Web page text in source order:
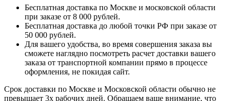
Бесплатная доставка по Москве и московской области
при заказе от 8 000 рублей.
Бесплатная доставка до любой точки РФ при заказе от
50 000 рублей.
Для вашего удобства, во время совершения заказа вы
сможете наглядно посмотреть расчет доставки вашего
заказа от транспортной компании прямо в процессе
оформления, не покидая сайт.
Срок доставки по Москве и Московской области обычно не
превышает 3х рабочих дней. Обращаем ваше внимание, что